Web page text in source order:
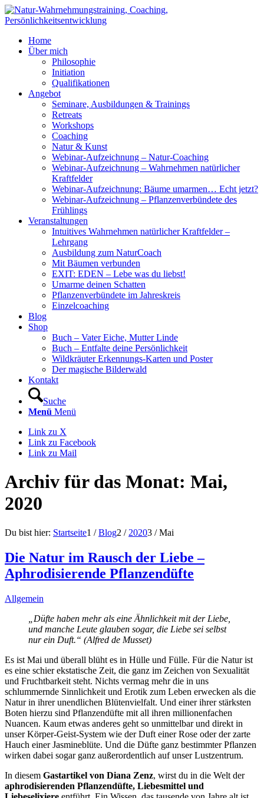
Home
Über mich
Philosophie
Initiation
Qualifikationen
Angebot
Seminare, Ausbildungen & Trainings
Retreats
Workshops
Coaching
Natur & Kunst
Webinar-Aufzeichnung – Natur-Coaching
Webinar-Aufzeichnung – Wahrnehmen natürlicher
Kraftfelder
Webinar-Aufzeichnung: Bäume umarmen… Echt jetzt?
Webinar-Aufzeichnung – Pflanzenverbündete des
Frühlings
Veranstaltungen
Intuitives Wahrnehmen natürlicher Kraftfelder –
Lehrgang
Ausbildung zum NaturCoach
Mit Bäumen verbunden
EXIT: EDEN – Lebe was du liebst!
Umarme deinen Schatten
Pflanzenverbündete im Jahreskreis
Einzelcoaching
Blog
Shop
Buch – Vater Eiche, Mutter Linde
Buch – Entfalte deine Persönlichkeit
Wildkräuter Erkennungs-Karten und Poster
Der magische Bilderwald
Kontakt
Suche
Menü Menü
Link zu X
Link zu Facebook
Link zu Mail
Archiv für das Monat: Mai,
2020
Du bist hier: Startseite1 / Blog2 / 20203 / Mai
Die Natur im Rausch der Liebe –
Aphrodisierende Pflanzendüfte
Allgemein
„Düfte haben mehr als eine Ähnlichkeit mit der Liebe,
und manche Leute glauben sogar, die Liebe sei selbst
nur ein Duft.“ (Alfred de Musset)
Es ist Mai und überall blüht es in Hülle und Fülle. Für die Natur ist
es eine schier ekstatische Zeit, die ganz im Zeichen von Sexualität
und Fruchtbarkeit steht. Nichts vermag mehr die in uns
schlummernde Sinnlichkeit und Erotik zum Leben erwecken als die
Natur in ihrer unendlichen Blütenvielfalt. Und einer ihrer stärksten
Boten hierzu sind Pflanzendüfte mit all ihren millionenfachen
Nuancen. Kaum etwas anderes geht so unmittelbar und direkt in
unser Körper-Geist-System wie der Duft einer Rose oder der zarte
Hauch einer Jasmineblüte. Und die Düfte ganz bestimmter Pflanzen
wirken dabei sogar ganz außerordentlich auf unser Lustzentrum.
In diesem Gastartikel von Diana Zenz, wirst du in die Welt der
aphrodisierenden Pflanzendüfte, Liebesmittel und